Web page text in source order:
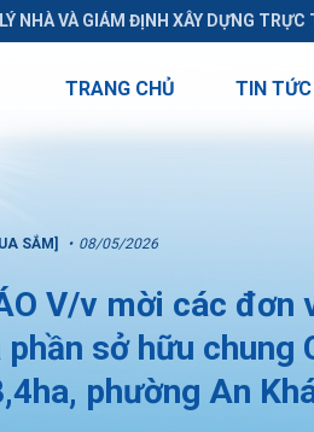
NHÀ VÀ GIÁM ĐỊNH XÂY DỰNG
TRANG CHỦ TIN TỨC
SẮM] 08/05/2026
V/v mời các đơn
phần sở hữu chung
phường An